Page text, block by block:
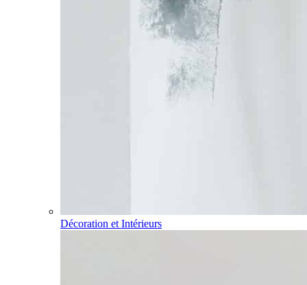
Décoration et Intérieurs